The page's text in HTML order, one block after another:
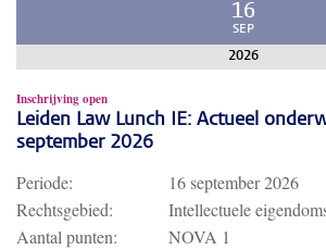
16
SEP
2026
Inschrijving open
Leiden Law Lunch IE: Actueel
september 2026
Periode:
16 september 2026
Rechtsgebied:
Intellectuele
Aantal punten:
NOVA 1